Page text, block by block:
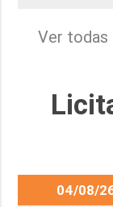
Ver todas
04/08/